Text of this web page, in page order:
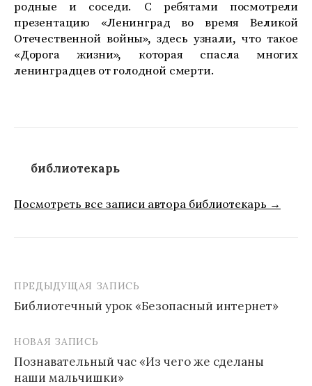
родные и соседи. С ребятами посмотрели
презентацию «Ленинград во время Великой
Отечественной войны», здесь узнали, что такое
«Дорога жизни», которая спасла многих
ленинградцев от голодной смерти.
библиотекарь
Посмотреть все записи автора библиотекарь →
Навигация
записям
ПРЕДЫДУЩАЯ ЗАПИСЬ
Библиотечный урок «Безопасный интернет»
НОВАЯ ЗАПИСЬ
Познавательный час «Из чего же сделаны
наши мальчишки»